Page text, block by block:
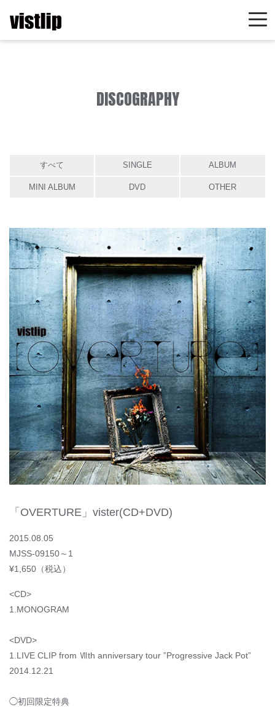
DISCOGRAPHY
すべて SINGLE ALBUM
MINI ALBUM DVD OTHER
「OVERTURE」vister(CD+DVD)
2015.08.05
MJSS-09150～1
¥1,650（税込）
<CD>
1.MONOGRAM
<DVD>
1.LIVE CLIP from Ⅶth anniversary tour ”Progressive Jack Pot”
2014.12.21
◯初回限定特典